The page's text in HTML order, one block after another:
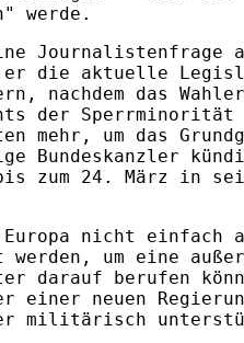
werde.
Journalistenfrage
die aktuelle
nachdem das
der
mehr, um das
Bundeskanzler
zum 24. März in
nicht einfach
um eine
berufen
einer neuen
militärisch